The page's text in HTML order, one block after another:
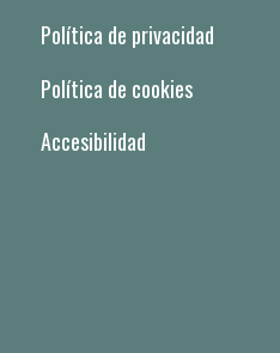
Política de privacidad
Política de cookies
Accesibilidad